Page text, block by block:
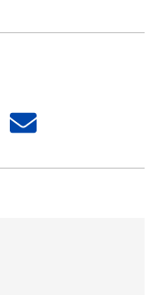
Share